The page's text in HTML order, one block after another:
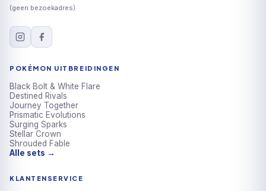
(geen bezoekadres)
POKÉMON UITBREIDINGEN
Black Bolt & White Flare
Destined Rivals
Journey Together
Prismatic Evolutions
Surging Sparks
Stellar Crown
Shrouded Fable
Alle sets →
KLANTENSERVICE